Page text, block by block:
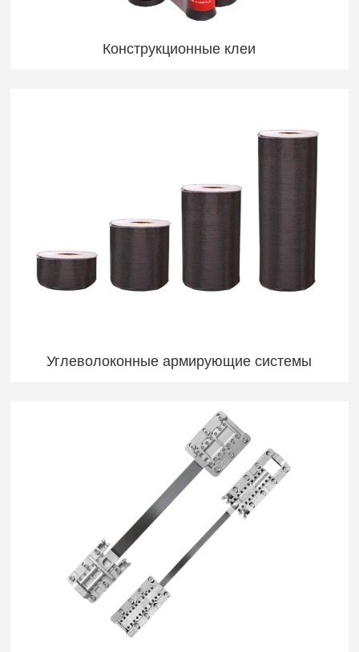
Конструкционные клеи
Углеволоконные армирующие системы